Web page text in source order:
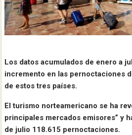
Los datos acumulados de enero a
incremento en las pernoctaciones
de estos tres países.
El turismo norteamericano se ha
principales mercados emisores” y
de julio 118.615 pernoctaciones.